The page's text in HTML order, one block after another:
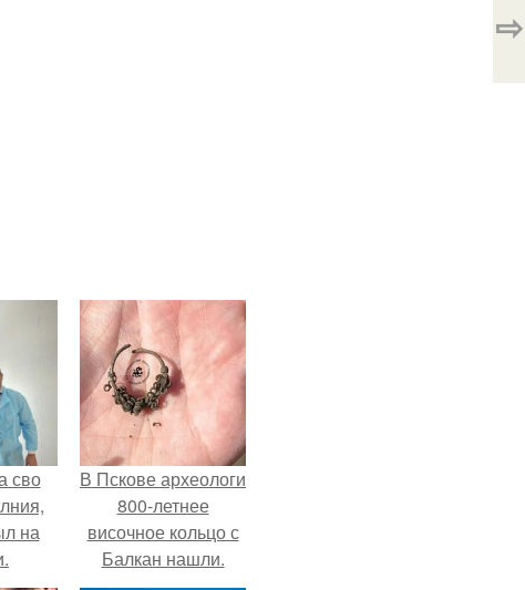
⇨
сво
на
В Пскове археологи
800-летнее
височное кольцо с
Балкан нашли.